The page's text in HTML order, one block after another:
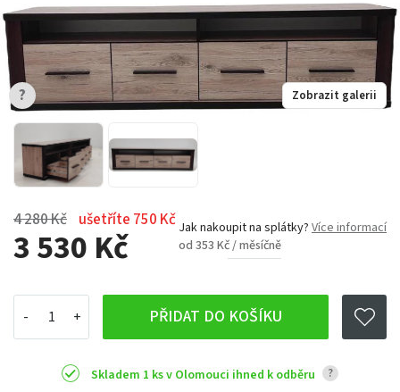
4 280 Kč ušetříte 750 Kč
3 530 Kč Jak nakoupit na splátky? Více informací
od 353 Kč / měsíčně
PŘIDAT DO KOŠÍKU
Skladem 1 ks v Olomouci ihned k odběru ?
Zobrazit galerii
?